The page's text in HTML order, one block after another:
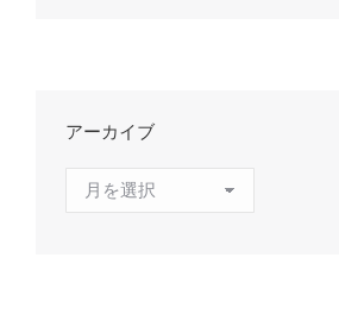
アーカイブ